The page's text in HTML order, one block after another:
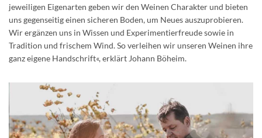
jeweiligen Eigenarten geben wir den Weinen Charakter und bieten
uns gegenseitig einen sicheren Boden, um Neues auszuprobieren.
Wir ergänzen uns in Wissen und Experimentierfreude sowie in
Tradition und frischem Wind. So verleihen wir unseren Weinen ihre
ganz eigene Handschrift«, erklärt Johann Böheim.